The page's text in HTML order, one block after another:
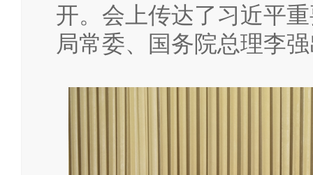
开。会上传达了习近平
局常委、国务院总理李